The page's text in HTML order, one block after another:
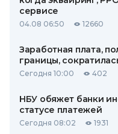
сервисе
04.08 06:50 12660
Заработная плата,
границы,
Сегодня 10:00 402
НБУ обяжет банки
статусе платежей
Сегодня 08:02 1931